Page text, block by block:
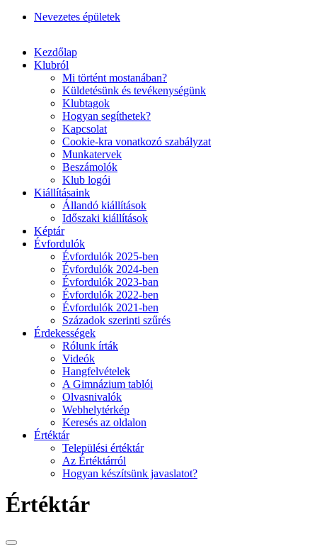
Nevezetes épületek
Kezdőlap
Klubról
Mi történt mostanában?
Küldetésünk és tevékenységünk
Klubtagok
Hogyan segíthetek?
Kapcsolat
Cookie-kra vonatkozó szabályzat
Munkatervek
Beszámolók
Klub logói
Kiállításaink
Állandó kiállítások
Időszaki kiállítások
Képtár
Évfordulók
Évfordulók 2025-ben
Évfordulók 2024-ben
Évfordulók 2023-ban
Évfordulók 2022-ben
Évfordulók 2021-ben
Századok szerinti szűrés
Érdekességek
Rólunk írták
Videók
Hangfelvételek
A Gimnázium tablói
Olvasnivalók
Webhelytérkép
Keresés az oldalon
Értéktár
Települési értéktár
Az Értéktárról
Hogyan készítsünk javaslatot?
Értéktár